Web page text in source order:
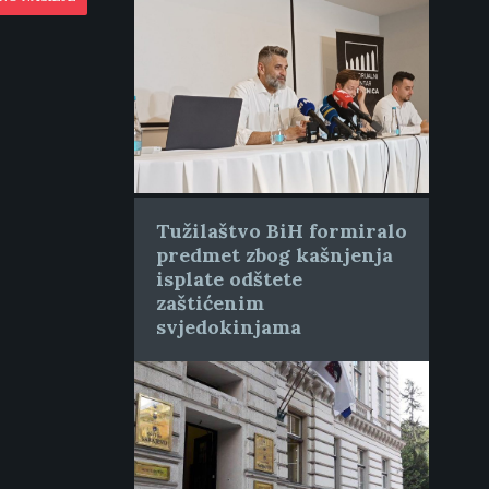
Tužilaštvo BiH formiralo
predmet zbog kašnjenja
isplate odštete
zaštićenim
svjedokinjama